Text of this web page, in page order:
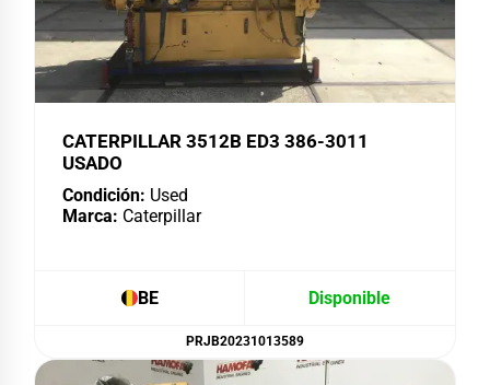
CATERPILLAR 3512B ED3 386-3011
USADO
Condición: Used
Marca: Caterpillar
BE Disponible
PRJB20231013589